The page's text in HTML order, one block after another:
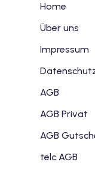
Home
Über uns
Impressum
AGB
AGB Privat
AGB
telc AGB